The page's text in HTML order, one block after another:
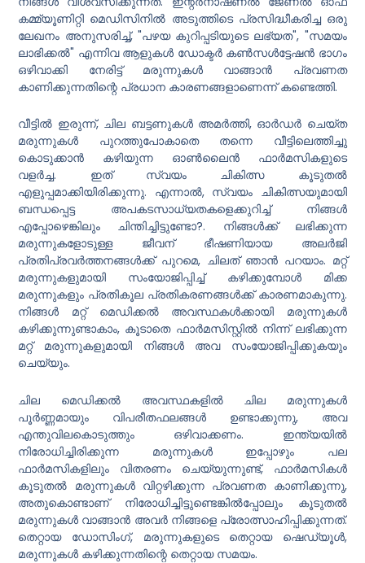
കമ്മ്യൂണിറ്റി മെഡിസിനിൽ അടുത്തിടെ പ്രസിദ്ധീകരിച്ച ഒരു
ലേഖനം അനുസരിച്ച്, "പഴയ കുറിപ്പടിയുടെ ലഭ്യത", "സമയം
ലാഭിക്കൽ" എന്നിവ ആളുകൾ ഡോക്ടർ കൺസൾട്ടേഷൻ ഭാഗം
ഒഴിവാക്കി നേരിട്ട് മരുന്നുകൾ വാങ്ങാൻ പ്രവണത
കാണിക്കുന്നതിന്റെ പ്രധാന കാരണങ്ങളാണെന്ന് കണ്ടെത്തി.
വീട്ടിൽ ഇരുന്ന്, ചില ബട്ടണുകൾ അമർത്തി, ഓർഡർ ചെയ്ത
മരുന്നുകൾ പുറത്തുപോകാതെ തന്നെ വീട്ടിലെത്തിച്ചു
കൊടുക്കാൻ കഴിയുന്ന ഓൺലൈൻ ഫാർമസികളുടെ
വളർച്ച. ഇത് സ്വയം ചികിത്സ കൂടുതൽ
എളുപ്പമാക്കിയിരിക്കുന്നു. എന്നാൽ, സ്വയം ചികിത്സയുമായി
ബന്ധപ്പെട്ട അപകടസാധ്യതകളെക്കുറിച്ച് നിങ്ങൾ
എപ്പോഴെങ്കിലും ചിന്തിച്ചിട്ടുണ്ടോ?. നിങ്ങൾക്ക് ലഭിക്കുന്ന
മരുന്നുകളോടുള്ള ജീവന് ഭീഷണിയായ അലർജി
പ്രതിപ്രവർത്തനങ്ങൾക്ക് പുറമെ, ചിലത് ഞാൻ പറയാം. മറ്റ്
മരുന്നുകളുമായി സംയോജിപ്പിച്ച് കഴിക്കുമ്പോൾ മിക്ക
മരുന്നുകളും പ്രതികൂല പ്രതികരണങ്ങൾക്ക് കാരണമാകുന്നു.
നിങ്ങൾ മറ്റ് മെഡിക്കൽ അവസ്ഥകൾക്കായി മരുന്നുകൾ
കഴിക്കുന്നുണ്ടാകാം, കൂടാതെ ഫാർമസിസ്റ്റിൽ നിന്ന് ലഭിക്കുന്ന
മറ്റ് മരുന്നുകളുമായി നിങ്ങൾ അവ സംയോജിപ്പിക്കുകയും
ചെയ്യും.
ചില മെഡിക്കൽ അവസ്ഥകളിൽ ചില മരുന്നുകൾ
പൂർണ്ണമായും വിപരീതഫലങ്ങൾ ഉണ്ടാക്കുന്നു, അവ
എന്തുവിലകൊടുത്തും ഒഴിവാക്കണം. ഇന്ത്യയിൽ
നിരോധിച്ചിരിക്കുന്ന മരുന്നുകൾ ഇപ്പോഴും പല
ഫാർമസികളിലും വിതരണം ചെയ്യുന്നുണ്ട്, ഫാർമസികൾ
കൂടുതൽ മരുന്നുകൾ വിറ്റഴിക്കുന്ന പ്രവണത കാണിക്കുന്നു,
അതുകൊണ്ടാണ് നിരോധിച്ചിട്ടുണ്ടെങ്കിൽപ്പോലും കൂടുതൽ
മരുന്നുകൾ വാങ്ങാൻ അവർ നിങ്ങളെ പ്രോത്സാഹിപ്പിക്കുന്നത്.
തെറ്റായ ഡോസിംഗ്, മരുന്നുകളുടെ തെറ്റായ ഷെഡ്യൂൾ,
മരുന്നുകൾ കഴിക്കുന്നതിന്റെ തെറ്റായ സമയം.